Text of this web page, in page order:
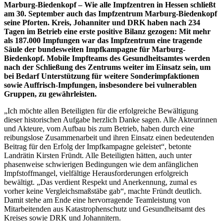
Marburg-Biedenkopf – Wie alle Impfzentren in Hessen schließt
am 30. September auch das Impfzentrum Marburg-Biedenkopf
seine Pforten. Kreis, Johanniter und DRK haben nach 234
Tagen im Betrieb eine erste positive Bilanz gezogen: Mit mehr
als 187.000 Impfungen war das Impfzentrum eine tragende
Säule der bundesweiten Impfkampagne für Marburg-
Biedenkopf. Mobile Impfteams des Gesundheitsamtes werden
nach der Schließung des Zentrums weiter im Einsatz sein, um
bei Bedarf Unterstützung für weitere Sonderimpfaktionen
sowie Auffrisch-Impfungen, insbesondere bei vulnerablen
Gruppen, zu gewährleisten.
„Ich möchte allen Beteiligten für die erfolgreiche Bewältigung
dieser historischen Aufgabe herzlich Danke sagen. Alle Akteurinnen
und Akteure, vom Aufbau bis zum Betrieb, haben durch eine
reibungslose Zusammenarbeit und ihren Einsatz einen bedeutenden
Beitrag für den Erfolg der Impfkampagne geleistet“, betonte
Landrätin Kirsten Fründt. Alle Beteiligten hätten, auch unter
phasenweise schwierigen Bedingungen wie dem anfänglichen
Impfstoffmangel, vielfältige Herausforderungen erfolgreich
bewältigt. „Das verdient Respekt und Anerkennung, zumal es
vorher keine Vergleichsmaßstäbe gab“, machte Fründt deutlich.
Damit stehe am Ende eine hervorragende Teamleistung von
Mitarbeitenden aus Katastrophenschutz und Gesundheitsamt des
Kreises sowie DRK und Johannitern.